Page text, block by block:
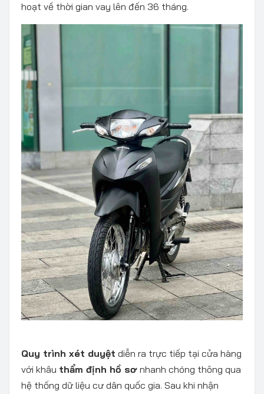
hoạt về thời gian vay lên đến 36 tháng.
Quy trình xét duyệt diễn ra trực tiếp tại cửa hàng
với khâu thẩm định hồ sơ nhanh chóng thông qua
hệ thống dữ liệu cư dân quốc gia. Sau khi nhận